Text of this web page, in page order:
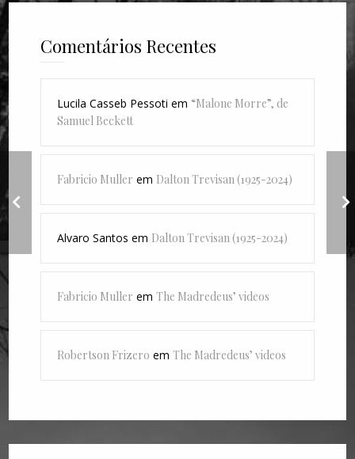
segundo livro
Comentários Recentes
Lucila Casseb Pessoti em “Malone Morre”, de
Samuel Beckett
Fabricio Muller em Dalton Trevisan (1925-2024)
Alvaro Santos em Dalton Trevisan (1925-2024)
Fabricio Muller emThe Madredeus’ videos
Robertson Frizero emThe Madredeus’ videos